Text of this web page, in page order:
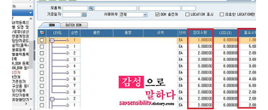
가 맛탱이가 갔을때 포멧을 해준뒤 ERP 접속이
안된다고 말하는 직원들이 많습니다. 오늘은 더존
아이큐브 재설치부터 회사 서버에 접속하는 방법
까지 설명해드리고자 합니다. 일단 전산담당자에
게 ERP서버 IP주소와 포트를 알려달라고 해야합
니다. 만약 모르겠다면 옆자리 직원의 컴퓨터에서